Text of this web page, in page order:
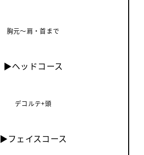
胸元～肩・首まで
▶ヘッドコース
デコルテ+頭
▶フェイスコース